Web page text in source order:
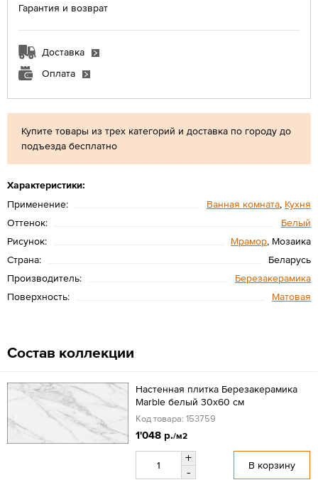
Купите товары из трех категорий и доставка по городу до
подъезда бесплатно
Характеристики:
Применение:
Ванная комната, Кухня
Оттенок:
Белый
Рисунок:
Мрамор, Мозаика
Страна:
Беларусь
Производитель:
Березакерамика
Поверхность:
Матовая
Гарантия и возврат
Доставка
Оплата
Состав коллекции
Настенная плитка Березакерамика
Marble белый 30х60 см
Код товара: 153759
1'048 р./м2
+
-
В корзину